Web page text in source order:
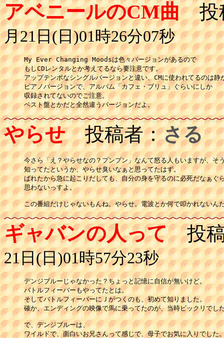
アベニールのCM曲投
月21日(日)01時26分07秒
My Ever Changing Moodsは色々バージョンがあるので
もしCDレンタルとか考えてるなら要注意です。
アップテンポなシングルバージョンと違い、CMに使われてるのは静
ピアノバージョンで、アルバム「カフェ・ブリュ」ぐらいにしか
収録されてないのでご注意。
ベスト盤とかだと全然違うバージョンだよ。
やらせ投稿者：さる
今さら「え？やらせなの？プンプン」なんて怒る人もいますが、そ
知ってたというか、やらせ臭いなぁと思ってたはず。
ばれたから急に起こりだしても、自分の身を守るのに必死だなぁぐ
思わないっすよ。
この番組だけじゃないもんね。やらせ。電波とか何で叩かれないん
ギャバンの人って投稿
21日(日)01時57分23秒
デンジブルーじゃなかった？ちょっと記憶に自信が無いけど。
バトルフィーバーもやってたとは。
そしてバトルフィーバーにＪがつくのも、初めて知りました。
確か、エンディングの映像で馬に乗ってたのが、当時ビックリでし
で、デンジブルーは、
ワイルドで、面白いお兄さんって感じで、母子でお気に入りでした